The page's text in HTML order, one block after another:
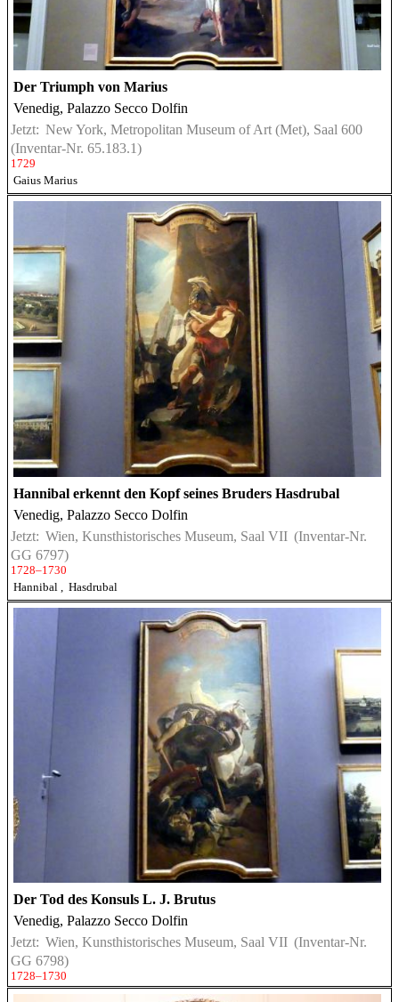
Der Triumph von Marius
Venedig, Palazzo Secco Dolfin
Jetzt: New York, Metropolitan Museum of Art (Met), Saal 600
(Inventar-Nr. 65.183.1)
1729
Gaius Marius
Hannibal erkennt den Kopf seines Bruders Hasdrubal
Venedig, Palazzo Secco Dolfin
Jetzt: Wien, Kunsthistorisches Museum, Saal VII (Inventar-Nr.
GG 6797)
1728–1730
Hannibal
Hasdrubal
Der Tod des Konsuls L. J. Brutus
Venedig, Palazzo Secco Dolfin
Jetzt: Wien, Kunsthistorisches Museum, Saal VII (Inventar-Nr.
GG 6798)
1728–1730